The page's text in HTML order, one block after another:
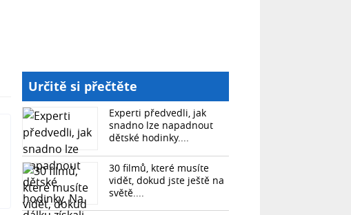
Určitě si přečtěte
Experti předvedli, jak
snadno lze napadnout
dětské hodinky....
30 filmů, které musíte
vidět, dokud jste ještě na
světě....